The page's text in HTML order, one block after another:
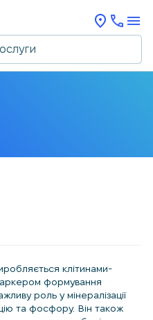
клітинами-
формування
роль у мінералізації
та фосфору. Він також